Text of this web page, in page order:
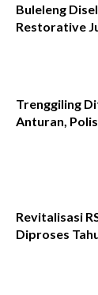
Buleleng
Restorative
Trenggiling
Anturan,
Revitalisasi
Diproses